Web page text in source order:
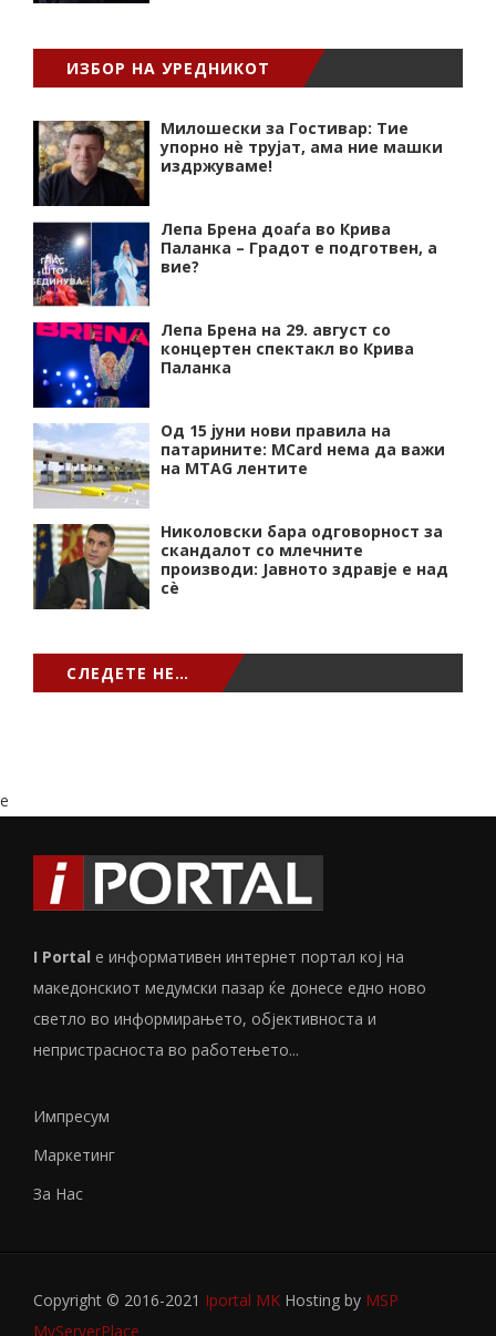
ИЗБОР НА УРЕДНИКОТ
Милошески за Гостивар: Тие
упорно нѐ трујат, ама ние машки
издржуваме!
Лепа Брена доаѓа во Крива
Паланка – Градот е подготвен, а
вие?
Лепа Брена на 29. август со
концертен спектакл во Крива
Паланка
Од 15 јуни нови правила на
патарините: MCard нема да важи
на MTAG лентите
Николовски бара одговорност за
скандалот со млечните
производи: Јавното здравје е над
сѐ
СЛЕДЕТЕ НЕ…
e
I Portal е информативен интернет портал кој на
македонскиот медумски пазар ќе донесе едно ново
светло во информирањето, објективноста и
непристрасноста во работењето...
Импресум
Маркетинг
За Нас
Copyright © 2016-2021 Iportal MK Hosting by MSP
MyServerPlace